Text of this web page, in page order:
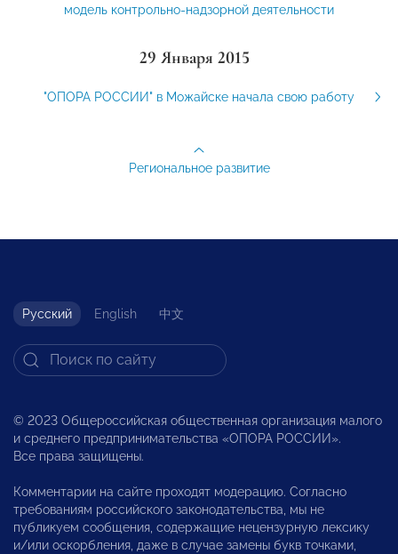
модель контрольно-надзорной деятельности
29 Января 2015
"ОПОРА РОССИИ" в Можайске начала свою работу
Региональное развитие
Русский English 中文
© 2023 Общероссийская общественная организация малого
и среднего предпринимательства «ОПОРА РОССИИ».
Все права защищены.
Комментарии на сайте проходят модерацию. Согласно
требованиям российского законодательства, мы не
публикуем сообщения, содержащие нецензурную лексику
и/или оскорбления, даже в случае замены букв точками,